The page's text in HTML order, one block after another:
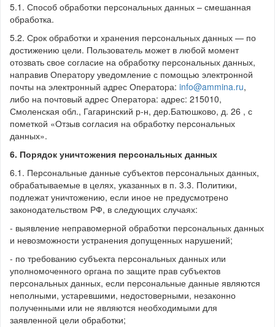
5.1. Способ обработки персональных данных – смешанная
обработка.
5.2. Срок обработки и хранения персональных данных — по
достижению цели. Пользователь может в любой момент
отозвать свое согласие на обработку персональных данных,
направив Оператору уведомление с помощью электронной
почты на электронный адрес Оператора: info@ammina.ru,
либо на почтовый адрес Оператора: адрес: 215010,
Смоленская обл., Гагаринский р-н, дер.Батюшково, д. 26 , с
пометкой «Отзыв согласия на обработку персональных
данных».
6. Порядок уничтожения персональных данных
6.1. Персональные данные субъектов персональных данных,
обрабатываемые в целях, указанных в п. 3.3. Политики,
подлежат уничтожению, если иное не предусмотрено
законодательством РФ, в следующих случаях:
- выявление неправомерной обработки персональных данных
и невозможности устранения допущенных нарушений;
- по требованию субъекта персональных данных или
уполномоченного органа по защите прав субъектов
персональных данных, если персональные данные являются
неполными, устаревшими, недостоверными, незаконно
полученными или не являются необходимыми для
заявленной цели обработки;